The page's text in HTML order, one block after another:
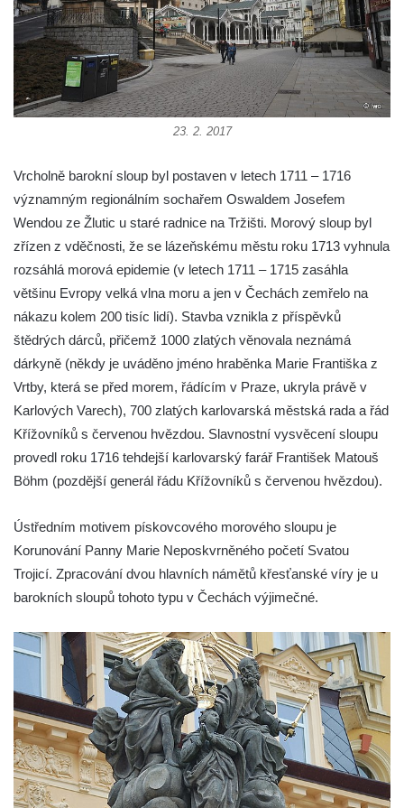
Podještědí – Markvarticích
Sloup s kaplicí (boží muka) ve Lvové
Sloup Nejsvětější Trojice v Zákupech
Sloup Panny Marie v Okrouhlické ulici v
Mimoni
Sloup Panny Marie v Bělé pod Bezdězem
Sloup s kaplicí (boží muka) u Hvězdy
Sloup s kaplicí (boží muka) v Kyjích
Sloup Panny Marie v Třebechovicích pod
Orebem
Sloup s kaplicí (boží muka) Kamenická
Nová Víska
Sloup svatého Floriana v Potštejně
Sloup Panny Marie v Liberci u kostela
Nalezení svatého Kříže
Jizerou
Sloup Panny Marie v Lomnici nad Popelkou
Sloup (pilíř) Panny Marie v Jezvé
Sloup Panny Marie v Horní Libchavě
Sloup Panny Marie v Markvarticích
Sloup Panny Marie v Hodkovicích nad
Mohelkou
Sloup Panny Marie v Českém Dubu
23. 2. 2017
Vrcholně barokní sloup byl postaven v letech 1711 – 1716
významným regionálním sochařem Oswaldem Josefem
Wendou ze Žlutic u staré radnice na Tržišti. Morový sloup byl
zřízen z vděčnosti, že se lázeňskému městu roku 1713 vyhnula
rozsáhlá morová epidemie (v letech 1711 – 1715 zasáhla
většinu Evropy velká vlna moru a jen v Čechách zemřelo na
nákazu kolem 200 tisíc lidí). Stavba vznikla z příspěvků
štědrých dárců, přičemž 1000 zlatých věnovala neznámá
dárkyně (někdy je uváděno jméno hraběnka Marie Františka z
Vrtby, která se před morem, řádícím v Praze, ukryla právě v
Karlových Varech), 700 zlatých karlovarská městská rada a řád
Křížovníků s červenou hvězdou. Slavnostní vysvěcení sloupu
provedl roku 1716 tehdejší karlovarský farář František Matouš
Böhm (pozdější generál řádu Křížovníků s červenou hvězdou).
Ústředním motivem pískovcového morového sloupu je
Korunování Panny Marie Neposkvrněného početí Svatou
Trojicí. Zpracování dvou hlavních námětů křesťanské víry je u
barokních sloupů tohoto typu v Čechách výjimečné.